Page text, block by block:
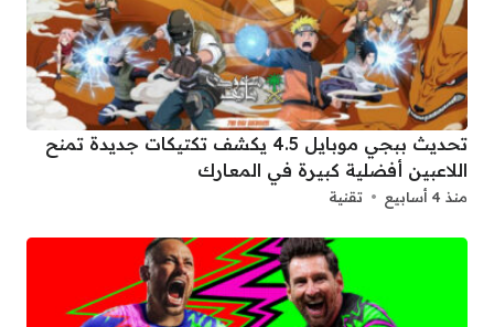
تحديث ببجي موبايل 4.5 يكشف تكتيكات جديدة تمنح
اللاعبين أفضلية كبيرة في المعارك
منذ 4 أسابيع تقنية